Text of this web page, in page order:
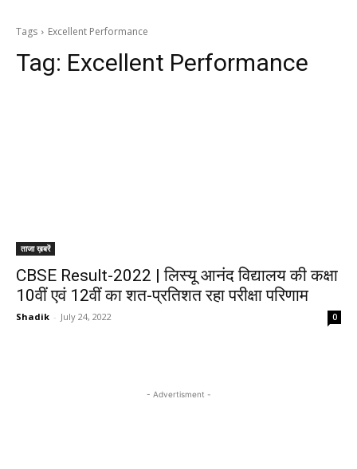
Tags Excellent Performance
Tag: Excellent Performance
ताजा ख़बरें
CBSE Result-2022 | लिस्यू आनंद विद्यालय की कक्षा
10वीं एवं 12वीं का शत-प्रतिशत रहा परीक्षा परिणाम
Shadik - July 24, 2022 0
- Advertisment -